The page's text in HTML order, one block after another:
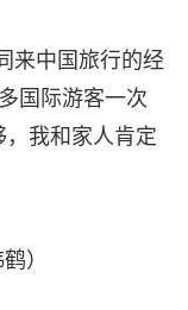
来中国旅行的经
国际游客一次
，我和家人肯定
）